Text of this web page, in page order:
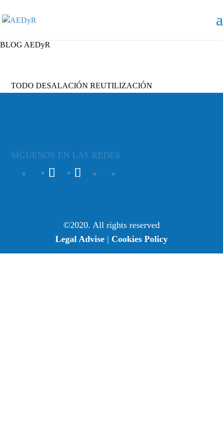
BLOG AEDyR
TODO DESALACIÓN REUTILIZACIÓN
SÍGUENOS EN LAS REDES
©2020. All rights reserved
Legal Advise | Cookies Policy